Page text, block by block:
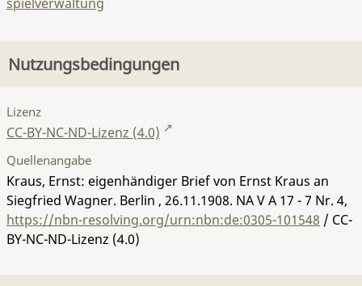
Nutzungsbedingungen
Lizenz
CC-BY-NC-ND-Lizenz (4.0)
Quellenangabe
Kraus, Ernst: eigenhändiger Brief von Ernst Kraus an
Siegfried Wagner. Berlin , 26.11.1908. NA V A 17 - 7 Nr. 4,
https://nbn-resolving.org/urn:nbn:de:0305-101548 / CC-
BY-NC-ND-Lizenz (4.0)